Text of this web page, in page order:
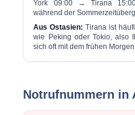
York 09:00 → Tirana
während der
Aus Ostasien: Tirana ist
wie Peking oder Tokio, also
sich oft mit dem frühen
Notrufnummern in